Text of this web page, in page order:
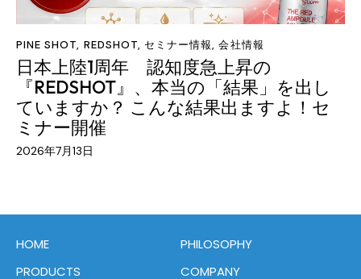
PINE SHOT, REDSHOT, セミナー情報,会社情報
日本上陸1周年 認知度急上昇の
『REDSHOT』、本当の「結果」を出し
ていますか？ こんな結果出ますよ！セ
ミナー開催
2026年7月13日
HOME
PRODUCTS
PHILOSOPHY
COMPANY